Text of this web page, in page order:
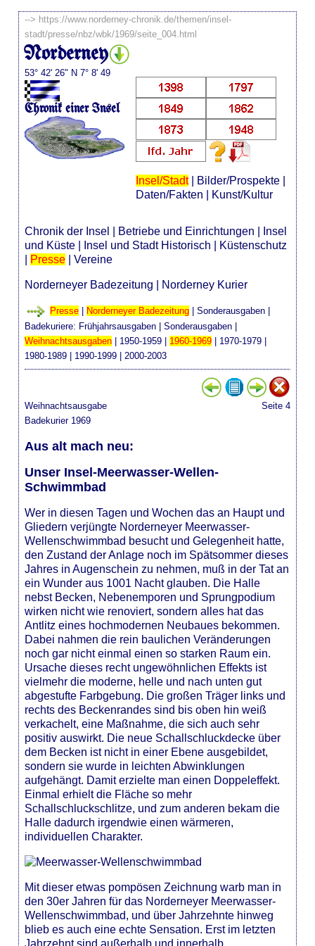
--> https://www.norderney-chronik.de/themen/insel-
stadt/presse/nbz/wbk/1969/seite_004.html
Norderney
53° 42' 26" N 7° 8' 49
Chronik einer Insel
Insel/Stadt| Bilder/Prospekte|
Daten/Fakten
Kunst/Kultur
Chronik der Insel Betriebe und Einrichtungen
Insel
und Küste
Insel und Stadt Historisch
Küstenschutz
Presse |Vereine
Norderneyer Badezeitung Norderney Kurier
Presse Norderneyer Badezeitung |Sonderausgaben
Badekuriere: Frühjahrsausgaben |Sonderausgaben |
Weihnachtsausgaben | 1950-1959 | 1960-1969 | 1970-1979 |
1980-1989 | 1990-1999 | 2000-2003
Weihnachtsausgabe
Badekurier 1969
Seite 4
Aus alt mach neu:
Unser Insel-Meerwasser-Wellen-
Schwimmbad
Wer in diesen Tagen und Wochen das an Haupt und
Gliedern verjüngte Norderneyer Meerwasser-
Wellenschwimmbad besucht und Gelegenheit hatte,
den Zustand der Anlage noch im Spätsommer dieses
Jahres in Augenschein zu nehmen, muß in der Tat an
ein Wunder aus 1001 Nacht glauben. Die Halle
nebst Becken, Nebenemporen und Sprungpodium
wirken nicht wie renoviert, sondern alles hat das
Antlitz eines hochmodernen Neubaues bekommen.
Dabei nahmen die rein baulichen Veränderungen
noch gar nicht einmal einen so starken Raum ein.
Ursache dieses recht ungewöhnlichen Effekts ist
vielmehr die moderne, helle und nach unten gut
abgestufte Farbgebung. Die großen Träger links und
rechts des Beckenrandes sind bis oben hin weiß
verkachelt, eine Maßnahme, die sich auch sehr
positiv auswirkt. Die neue Schallschluckdecke über
dem Becken ist nicht in einer Ebene ausgebildet,
sondern sie wurde in leichten Abwinklungen
aufgehängt. Damit erzielte man einen Doppeleffekt.
Einmal erhielt die Fläche so mehr
Schallschluckschlitze, und zum anderen bekam die
Halle dadurch irgendwie einen wärmeren,
individuellen Charakter.
Mit dieser etwas pompösen Zeichnung warb man in
den 30er Jahren für das Norderneyer Meerwasser-
Wellenschwimmbad, und über Jahrzehnte hinweg
blieb es auch eine echte Sensation. Erst im letzten